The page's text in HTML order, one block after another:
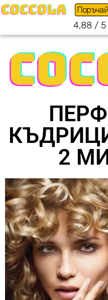
4,88 / 5
2